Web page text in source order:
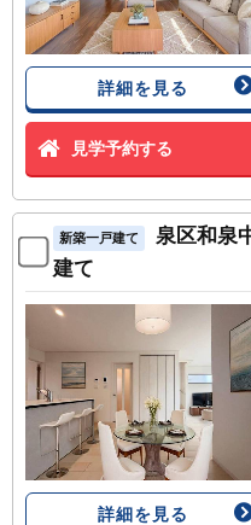
詳細を見る
見学予約する
新築一戸建て
泉区和泉
建て
詳細を見る